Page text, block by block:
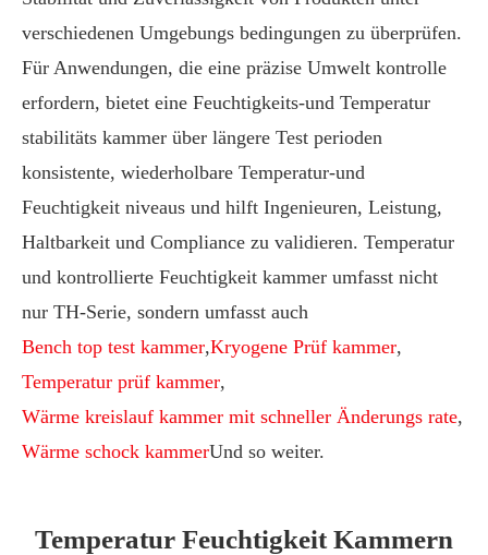
verschiedenen Umgebungs bedingungen zu überprüfen.
Für Anwendungen, die eine präzise Umwelt kontrolle
erfordern, bietet eine Feuchtigkeits-und Temperatur
stabilitäts kammer über längere Test perioden
konsistente, wiederholbare Temperatur-und
Feuchtigkeit niveaus und hilft Ingenieuren, Leistung,
Haltbarkeit und Compliance zu validieren. Temperatur
und kontrollierte Feuchtigkeit kammer umfasst nicht
nur TH-Serie, sondern umfasst auch
Bench top test kammer,Kryogene Prüf kammer,
Temperatur prüf kammer,
Wärme kreislauf kammer mit schneller Änderungs rate,
Wärme schock kammerUnd so weiter.
Temperatur Feuchtigkeit Kammern